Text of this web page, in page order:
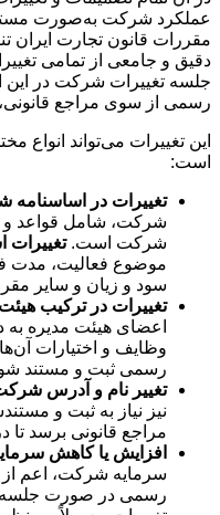
عملکرد شرکت به‌صورت
مقررات قانون تجارت ایران
دقیق و جامعی از تمامی
جلسه تغییرات شرکت در این
رسمی از سوی مراجع قانونی،
این تغییرات می‌تواند انواع
است:
تغییرات در اساسنامه
شرکت، شامل قواعد و
شرکت است.تغییرات
موضوع فعالیت، مدت
سود و زیان و سایر
تغییرات در ترکیب هیئت
اعضای هیئت مدیره به
وظایف و اختیارات
رسمی ثبت و مستند
تغییر نام و آدرس
نیز نیاز به ثبت و
مراجع قانونی برسد
افزایش یا کاهش
سرمایه شرکت، اعم از
رسمی در صورت جلسه